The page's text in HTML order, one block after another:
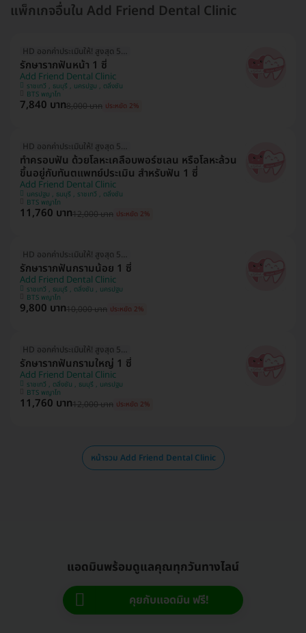
แพ็กเกจอื่นใน Add Friend Dental Clinic
HD ออกค่าประเมินให้! สูงสุด 500 บ.
รักษารากฟันหน้า 1 ซี่
Add Friend Dental Clinic
ราชเทวี , ธนบุรี , นครปฐม , ตลิ่งชัน
BTS พญาไท
7,840 บาท8,000 บาท ประหยัด 2%
HD ออกค่าประเมินให้! สูงสุด 500 บ.
ทำครอบฟัน ด้วยโลหะเคลือบพอร์ซเลน หรือโลหะล้วน
ขึ้นอยู่กับทันตแพทย์ประเมิน สำหรับฟัน 1 ซี่
Add Friend Dental Clinic
นครปฐม , ธนบุรี , ราชเทวี , ตลิ่งชัน
BTS พญาไท
11,760 บาท12,000 บาท ประหยัด 2%
HD ออกค่าประเมินให้! สูงสุด 500 บ.
รักษารากฟันกรามน้อย 1 ซี่
Add Friend Dental Clinic
ราชเทวี , ธนบุรี , ตลิ่งชัน , นครปฐม
BTS พญาไท
9,800 บาท10,000 บาท ประหยัด 2%
HD ออกค่าประเมินให้! สูงสุด 500 บ.
รักษารากฟันกรามใหญ่ 1 ซี่
Add Friend Dental Clinic
ราชเทวี , ตลิ่งชัน , ธนบุรี , นครปฐม
BTS พญาไท
11,760 บาท12,000 บาท ประหยัด 2%
หน้ารวม Add Friend Dental Clinic
แอดมินพร้อมดูแลคุณทุกวันทางไลน์
คุยกับแอดมิน ฟรี!